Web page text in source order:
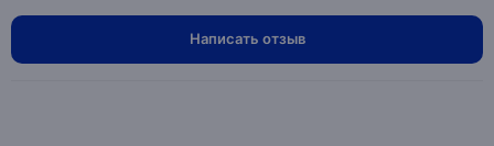
Написать отзыв